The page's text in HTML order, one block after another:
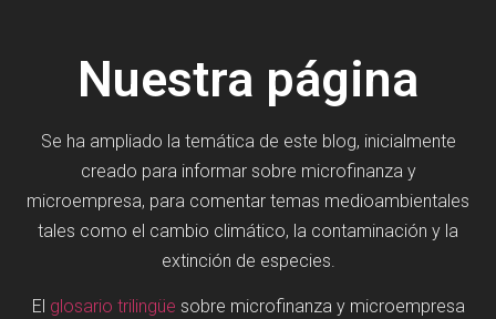
Nuestra página
Se ha ampliado la temática de este blog, inicialmente
creado para informar sobre microfinanza y
microempresa, para comentar temas medioambientales
tales como el cambio climático, la contaminación y la
extinción de especies.
El glosario trilingüe sobre microfinanza y microempresa